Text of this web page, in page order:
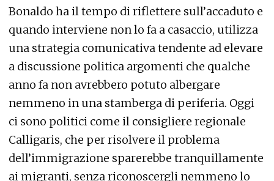
Bonaldo ha il tempo di riflettere sull’accaduto e
quando interviene non lo fa a casaccio, utilizza
una strategia comunicativa tendente ad elevare
a discussione politica argomenti che qualche
anno fa non avrebbero potuto albergare
nemmeno in una stamberga di periferia. Oggi
ci sono politici come il consigliere regionale
Calligaris, che per risolvere il problema
dell’immigrazione sparerebbe tranquillamente
ai migranti, senza riconoscergli nemmeno lo